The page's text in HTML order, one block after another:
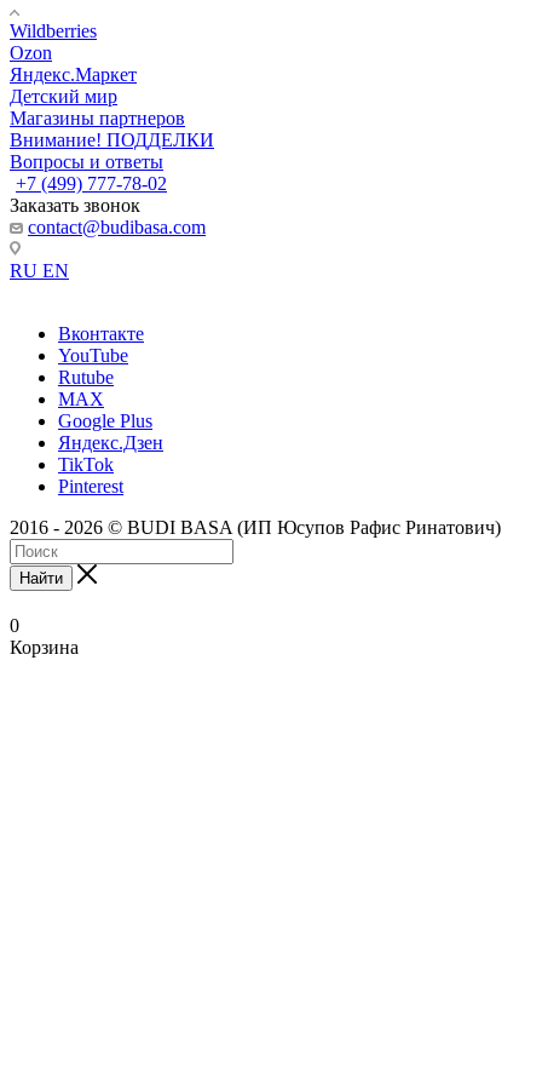
Wildberries
Ozon
Яндекс.Маркет
Детский мир
Магазины партнеров
Внимание! ПОДДЕЛКИ
Вопросы и ответы
+7 (499) 777-78-02
Заказать звонок
contact@budibasa.com
RU EN
Вконтакте
YouTube
Rutube
MAX
Google Plus
Яндекс.Дзен
TikTok
Pinterest
2016 - 2026 © BUDI BASA (ИП Юсупов Рафис Ринатович)
Найти
0
Корзина